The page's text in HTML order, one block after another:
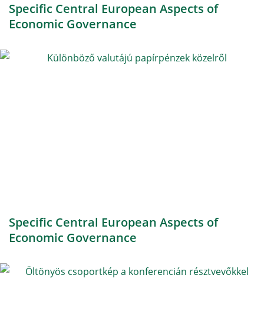
Specific Central European Aspects of
Economic Governance
Specific Central European Aspects of
Economic Governance